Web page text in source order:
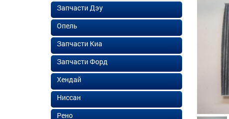
Запчасти Дэу
Опель
Запчасти Киа
Запчасти Форд
Хендай
Ниссан
Рено